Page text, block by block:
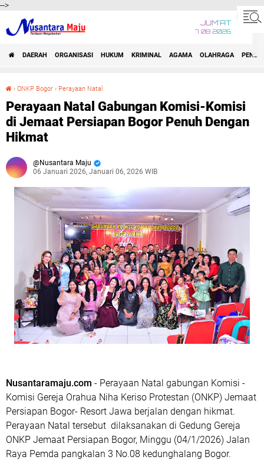
-->
JUM'AT
7 08 2026
DAERAH ORGANISASI HUKUM KRIMINAL AGAMA OLAHRAGA
› ONKP Bogor › Perayaan Natal
Perayaan Natal Gabungan Komisi-Komisi
di Jemaat Persiapan Bogor Penuh Dengan
Hikmat
Nusantara Maju
06 Januari 2026, Januari 06, 2026 WIB
Nusantaramaju.com - Perayaan Natal gabungan Komisi -
Komisi Gereja Orahua Niha Keriso Protestan (ONKP) Jemaat
Persiapan Bogor- Resort Jawa berjalan dengan hikmat.
Perayaan Natal tersebut dilaksanakan di Gedung Gereja
ONKP Jemaat Persiapan Bogor, Minggu (04/1/2026) Jalan
Raya Pemda pangkalan 3 No.08 kedunghalang Bogor.